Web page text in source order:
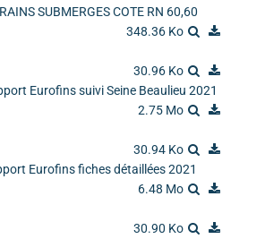
SUBMERGES COTE RN 60,60
348.36 Ko
30.96 Ko
Eurofins suivi Seine Beaulieu 2021
2.75 Mo
30.94 Ko
Eurofins fiches détaillées 2021
6.48 Mo
30.90 Ko